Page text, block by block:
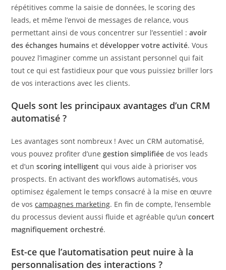
répétitives comme la saisie de données, le scoring des
leads, et même l’envoi de messages de relance, vous
permettant ainsi de vous concentrer sur l’essentiel :avoir
des échanges humains etdévelopper votre activité. Vous
pouvez l’imaginer comme un assistant personnel qui fait
tout ce qui est fastidieux pour que vous puissiez briller lors
de vos interactions avec les clients.
Quels sont les principaux avantages d’un CRM
automatisé ?
Les avantages sont nombreux ! Avec un CRM automatisé,
vous pouvez profiter d’unegestion simplifiée de vos leads
et d’unscoring intelligent qui vous aide à prioriser vos
prospects. En activant des workflows automatisés, vous
optimisez également le temps consacré à la mise en œuvre
de voscampagnes marketing. En fin de compte, l’ensemble
du processus devient aussi fluide et agréable qu’unconcert
magnifiquement orchestré.
Est-ce que l’automatisation peut nuire à la
personnalisation des interactions ?